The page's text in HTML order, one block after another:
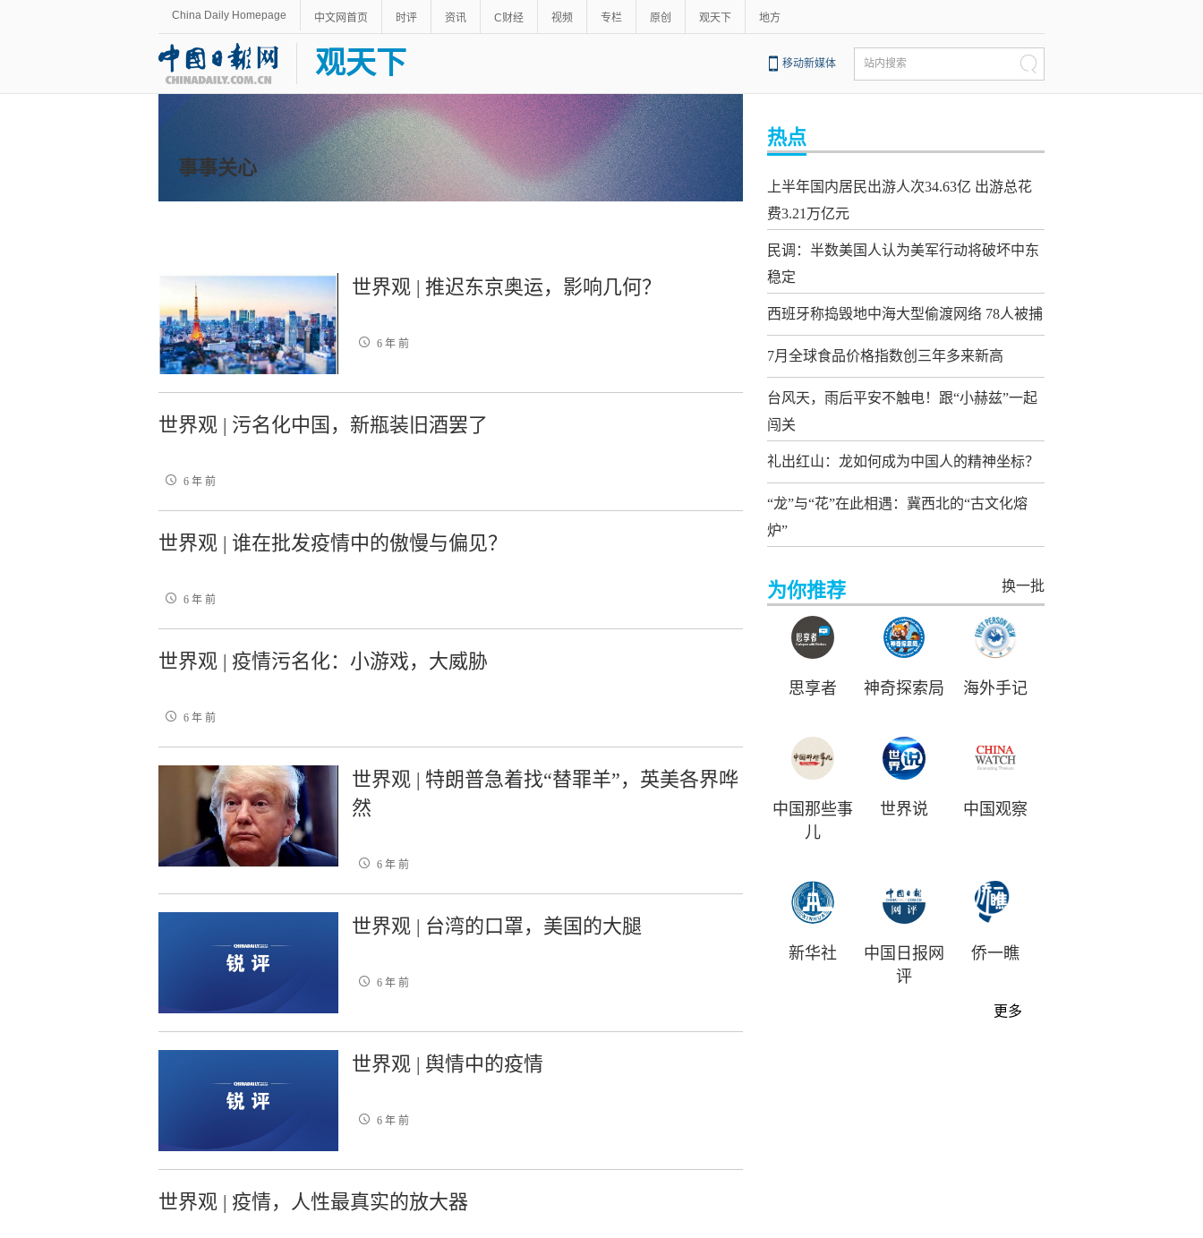
China Daily Homepage 中文网首页 时评 资讯 C财经 视频 专栏 原创 观天下 地方
观天下 移动新媒体 站内搜索
事事关心
世界观 | 推迟东京奥运，影响几何？
6 年 前
世界观 | 污名化中国，新瓶装旧酒罢了
6 年 前
世界观 | 谁在批发疫情中的傲慢与偏见？
6 年 前
世界观 | 疫情污名化：小游戏，大威胁
6 年 前
世界观 | 特朗普急着找“替罪羊”，英美各界哗
然
6 年 前
世界观 | 台湾的口罩，美国的大腿
6 年 前
世界观 | 舆情中的疫情
6 年 前
世界观 | 疫情，人性最真实的放大器
热点
上半年国内居民出游人次34.63亿 出游总花
费3.21万亿元
民调：半数美国人认为美军行动将破坏中东
稳定
西班牙称捣毁地中海大型偷渡网络 78人被捕
7月全球食品价格指数创三年多来新高
台风天，雨后平安不触电！跟“小赫兹”一起
闯关
礼出红山：龙如何成为中国人的精神坐标？
“龙”与“花”在此相遇：冀西北的“古文化熔
炉”
为你推荐 换一批
思享者 神奇探索局 海外手记
中国那些事
儿
世界说 中国观察
新华社
中国日报网
评
侨一瞧
更多